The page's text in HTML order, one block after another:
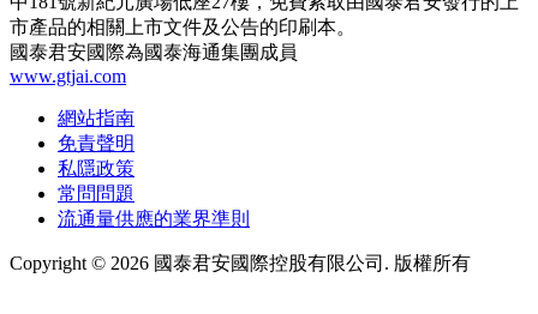
市產品的相關上市文件及公告的印刷本。
國泰君安國際為國泰海通集團成員
www.gtjai.com
網站指南
免責聲明
私隱政策
常問問題
流通量供應的業界準則
Copyright © 2026 國泰君安國際控股有限公司. 版權所有